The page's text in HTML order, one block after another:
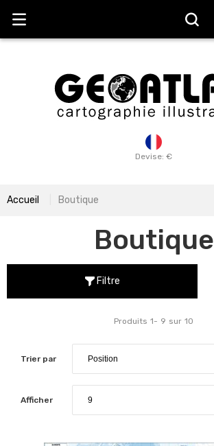
Devise: €
Accueil Boutique
Boutique
Filtre
Trier par
Produits 1- 9 sur 10
Afficher